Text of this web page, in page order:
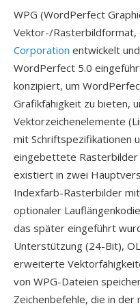
WPG (WordPerfect
Vektor-/Rasterbildformat,
Corporation entwickelt
WordPerfect 5.0
konzipiert, um
Grafikfähigkeit zu bieten,
Vektorzeichenelemente
mit Schriftspezifikationen
eingebettete Rasterbilder
existiert in zwei
Indexfarb-Rasterbilder
optionaler
das später eingeführt
Unterstützung (24-Bit),
erweiterte
von WPG-Dateien
Zeichenbefehle, die in der